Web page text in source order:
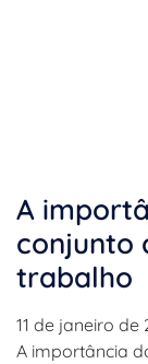
A
conjunto
trabalho
11 de janeiro de
A importância